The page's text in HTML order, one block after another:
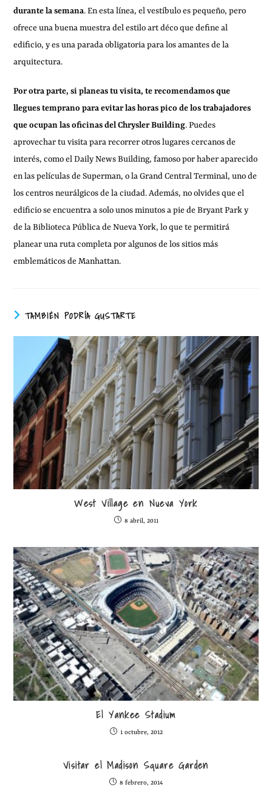
durante la semana. En esta línea, el vestíbulo es pequeño, pero
ofrece una buena muestra del estilo art déco que define al
edificio, y es una parada obligatoria para los amantes de la
arquitectura.
Por otra parte, si planeas tu visita, te recomendamos que
llegues temprano para evitar las horas pico de los trabajadores
que ocupan las oficinas del Chrysler Building. Puedes
aprovechar tu visita para recorrer otros lugares cercanos de
interés, como el Daily News Building, famoso por haber aparecido
en las películas de Superman, o la Grand Central Terminal, uno de
los centros neurálgicos de la ciudad. Además, no olvides que el
edificio se encuentra a solo unos minutos a pie de Bryant Park y
de la Biblioteca Pública de Nueva York, lo que te permitirá
planear una ruta completa por algunos de los sitios más
emblemáticos de Manhattan.
TAMBIÉN PODRÍA GUSTARTE
West Village en Nueva York
8 abril, 2011
El Yankee Stadium
1 octubre, 2012
Visitar el Madison Square Garden
8 febrero, 2014